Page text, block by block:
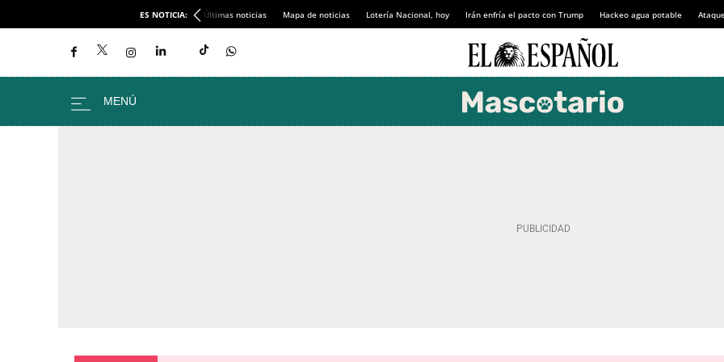
ES NOTICIA: Últimas noticias Mapa de noticias Lotería Nacional, hoy Irán enfría el pacto con Trump Hackeo agua potable